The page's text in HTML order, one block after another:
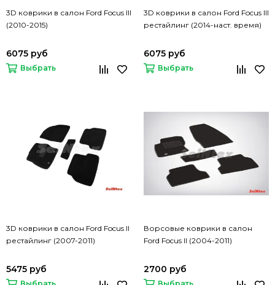
3D коврики в салон Ford Focus III
(2010-2015)
6075 руб
Выбрать
3D коврики в салон Ford Focus III
рестайлинг (2014-наст. время)
6075 руб
Выбрать
3D коврики в салон Ford Focus II
рестайлинг (2007-2011)
5475 руб
Ворсовые коврики в салон
Ford Focus II (2004-2011)
2700 руб